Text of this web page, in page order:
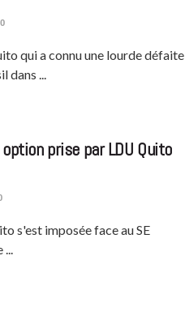
0
qui a connu une lourde défaite
dans ...
prise par LDU Quito
s'est imposée face au SE
...